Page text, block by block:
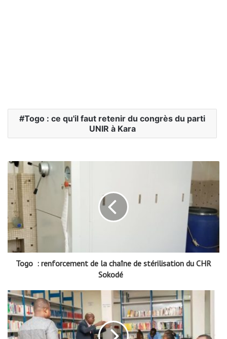
Togo : ce qu'il faut retenir du congrès du parti
UNIR à Kara
Togo : renforcement de la chaîne de stérilisation du CHR
Sokodé